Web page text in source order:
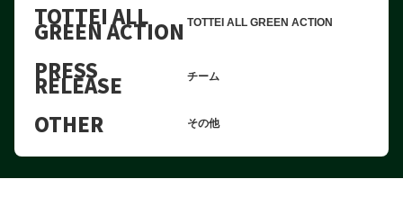
TOTTEI ALL
GREEN ACTION TOTTEI ALL GREEN ACTION
PRESS
RELEASE チーム
OTHER その他